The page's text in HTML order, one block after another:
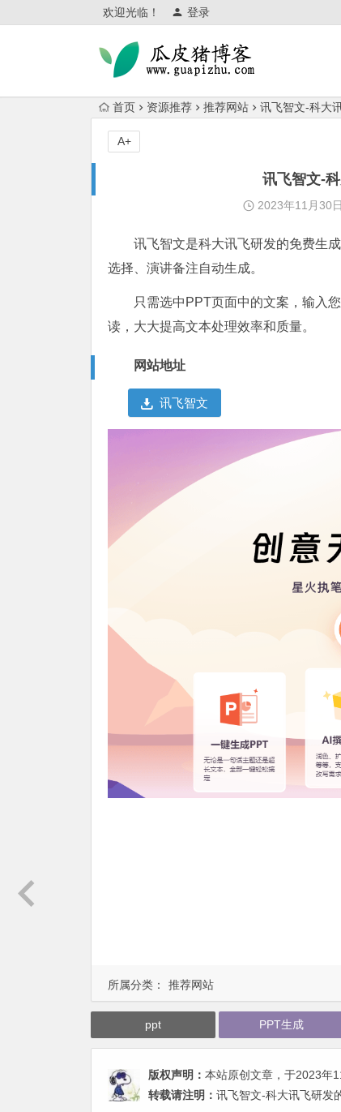
欢迎光临！ 登录
首页 资源推荐 推荐网站 讯飞智文-科大
讯飞智文-
2023年11月30日
讯飞智文是科大讯飞研发的免费生
选择、演讲备注自动生成。
只需选中PPT页面中的文案，输入
读，大大提高文本处理效率和质量。
网站地址
讯飞智文
A+
所属分类： 推荐网站
ppt PPT生成
版权声明： 本站原创文章，于2023年
转载请注明： 讯飞智文-科大讯飞研发